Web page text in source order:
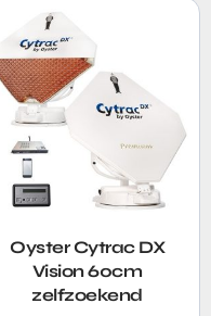
Oyster Cytrac DX
Vision 60cm
zelfzoekend